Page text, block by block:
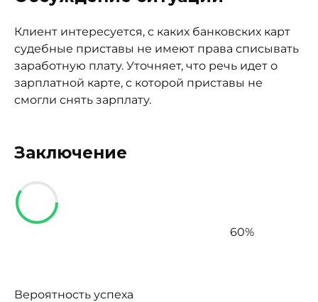
Клиент интересуется, с каких банковских карт
судебные приставы не имеют права списывать
заработную плату. Уточняет, что речь идет о
зарплатной карте, с которой приставы не
смогли снять зарплату.
Заключение
60%
Вероятность успеха